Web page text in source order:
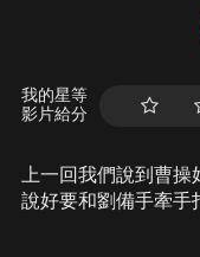
我的星等
影片給分
上一回我們說到曹
說好要和劉備手牽手